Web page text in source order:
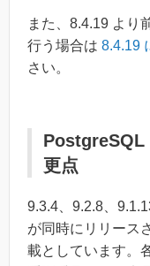
また、8.4.19 より
行う場合は 8.4.19
さい。
PostgreSQL
更点
9.3.4、9.2.8、
が同時にリリース
載としています。